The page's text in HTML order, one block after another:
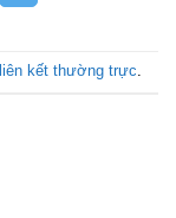
liên kết thường trực.